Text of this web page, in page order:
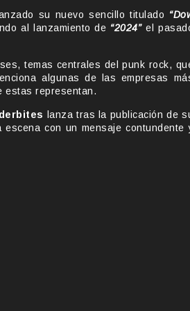
su nuevo sencillo titulado
al lanzamiento de “2024”el
temas centrales del punk rock,
algunas de las empresas
estas representan.
lanza tras la publicación de
con un mensaje contundente